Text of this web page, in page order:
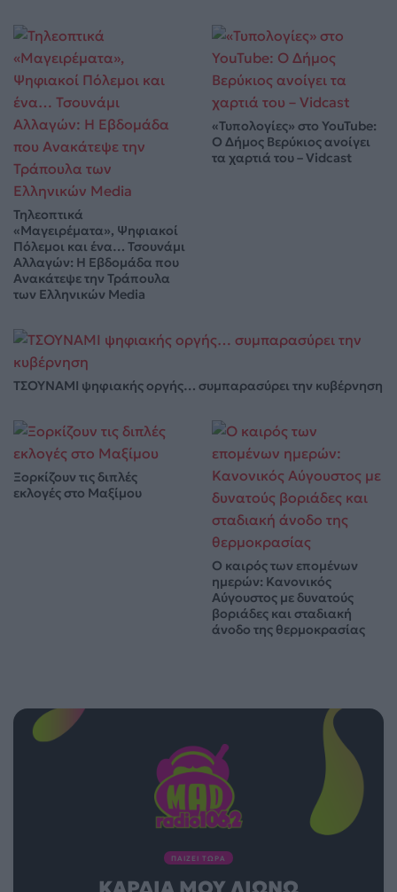
Τηλεοπτικά
«Μαγειρέματα», Ψηφιακοί
Πόλεμοι και ένα… Τσουνάμι
Αλλαγών: Η Εβδομάδα που
Ανακάτεψε την Τράπουλα
των Ελληνικών Media
«Τυπολογίες» στο YouTube:
Ο Δήμος Βερύκιος ανοίγει
τα χαρτιά του – Vidcast
ΤΣΟΥΝΑΜΙ ψηφιακής οργής… συμπαρασύρει την κυβέρνηση
Ξορκίζουν τις διπλές
εκλογές στο Μαξίμου
Ο καιρός των επομένων
ημερών: Κανονικός
Αύγουστος με δυνατούς
βοριάδες και σταδιακή
άνοδο της θερμοκρασίας
ΠΑΙΖΕΙ ΤΩΡΑ